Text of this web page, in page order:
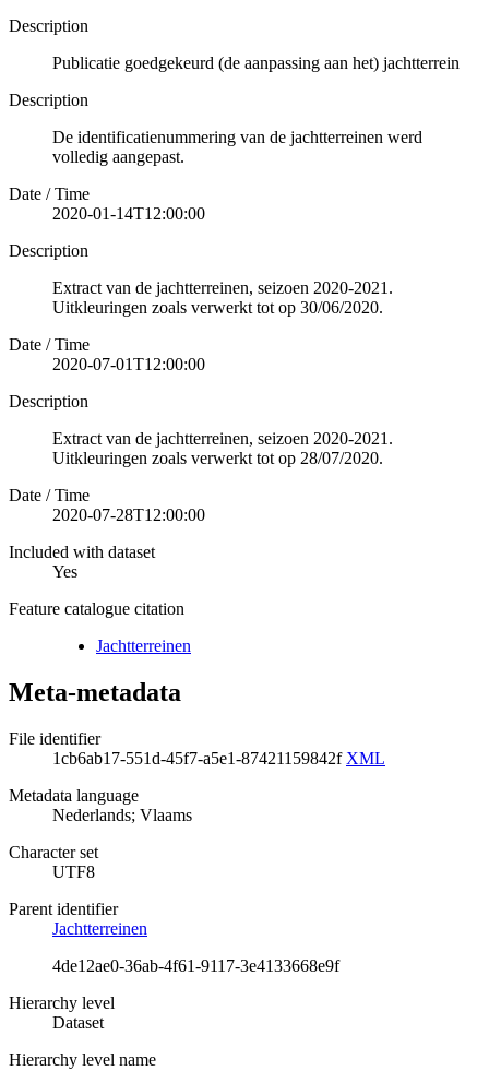
Description
Publicatie goedgekeurd (de aanpassing aan het) jachtterrein
Description
De identificatienummering van de jachtterreinen werd
volledig aangepast.
Date / Time
2020-01-14T12:00:00
Description
Extract van de jachtterreinen, seizoen 2020-2021.
Uitkleuringen zoals verwerkt tot op 30/06/2020.
Date / Time
2020-07-01T12:00:00
Description
Extract van de jachtterreinen, seizoen 2020-2021.
Uitkleuringen zoals verwerkt tot op 28/07/2020.
Date / Time
2020-07-28T12:00:00
Included with dataset
Yes
Feature catalogue citation
Jachtterreinen
Meta-metadata
File identifier
1cb6ab17-551d-45f7-a5e1-87421159842f XML
Metadata language
Nederlands; Vlaams
Character set
UTF8
Parent identifier
Jachtterreinen
4de12ae0-36ab-4f61-9117-3e4133668e9f
Hierarchy level
Dataset
Hierarchy level name